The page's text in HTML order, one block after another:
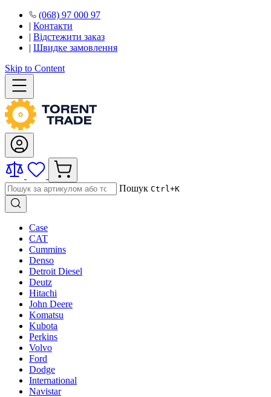
(068) 97 000 97
| Контакти
| Відстежити заказ
| Швидке замовлення
Skip to Content
Пошук Ctrl+K
Case
CAT
Cummins
Denso
Detroit Diesel
Deutz
Hitachi
John Deere
Komatsu
Kubota
Perkins
Volvo
Ford
Dodge
International
Navistar